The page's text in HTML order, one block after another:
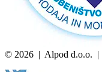
© 2026 | Alpod d.o.o. |